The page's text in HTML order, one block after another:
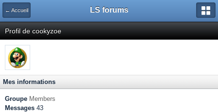
← Accueil LS forums
Profil de cookyzoe
Mes informations
Groupe Members
Messages 43